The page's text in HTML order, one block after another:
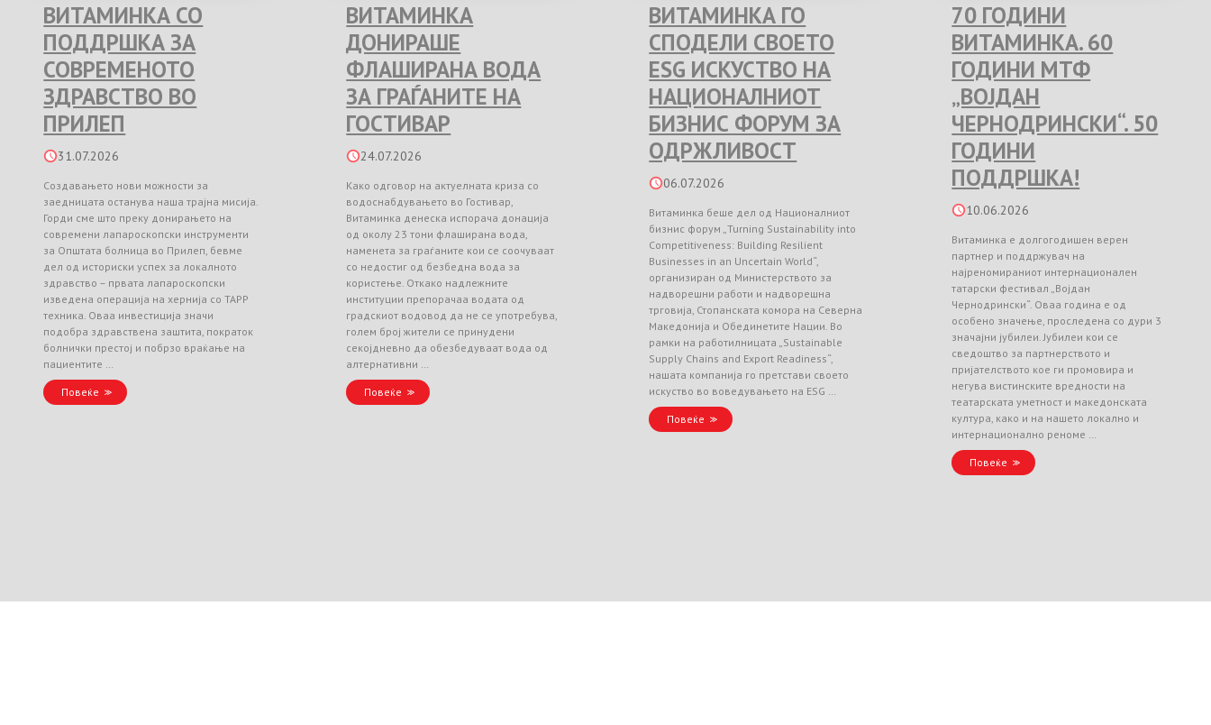
ВИТАМИНКА СО
ПОДДРШКА ЗА
СОВРЕМЕНОТО
ЗДРАВСТВО ВО
ПРИЛЕП
31.07.2026
Создавањето нови можности за
заедницата останува наша трајна мисија.
Горди сме што преку донирањето на
современи лапароскопски инструменти
за Општата болница во Прилеп, бевме
дел од историски успех за локалното
здравство – првата лапароскопски
изведена операција на хернија со TAPP
техника. Оваа инвестиција значи
подобра здравствена заштита, пократок
болнички престој и побрзо враќање на
пациентите …
Повеќе
ВИТАМИНКА
ДОНИРАШЕ
ФЛАШИРАНА ВОДА
ЗА ГРАЃАНИТЕ НА
ГОСТИВАР
24.07.2026
Како одговор на актуелната криза со
водоснабдувањето во Гостивар,
Витаминка денеска испорача донација
од околу 23 тони флаширана вода,
наменета за граѓаните кои се соочуваат
со недостиг од безбедна вода за
користење. Откако надлежните
институции препорачаа водата од
градскиот водовод да не се употребува,
голем број жители се принудени
секојдневно да обезбедуваат вода од
алтернативни …
Повеќе
ВИТАМИНКА ГО
СПОДЕЛИ СВОЕТО
ESG ИСКУСТВО НА
НАЦИОНАЛНИОТ
БИЗНИС ФОРУМ ЗА
ОДРЖЛИВОСТ
06.07.2026
Витаминка беше дел од Националниот
бизнис форум „Turning Sustainability into
Competitiveness: Building Resilient
Businesses in an Uncertain World“,
организиран од Министерството за
надворешни работи и надворешна
трговија, Стопанската комора на Северна
Македонија и Обединетите Нации. Во
рамки на работилницата „Sustainable
Supply Chains and Export Readiness“,
нашата компанија го претстави своето
искуство во воведувањето на ESG …
Повеќе
70 ГОДИНИ
ВИТАМИНКА. 60
ГОДИНИ МТФ
„ВОЈДАН
ЧЕРНОДРИНСКИ“. 50
ГОДИНИ
ПОДДРШКА!
10.06.2026
Витаминка е долгогодишен верен
партнер и поддржувач на
најреномираниот интернационален
татарски фестивал „Војдан
Чернодрински“. Оваа година е од
особено значење, проследена со дури 3
значајни јубилеи. Јубилеи кои се
сведоштво за партнерството и
пријателството кое ги промовира и
негува вистинските вредности на
театарската уметност и македонската
култура, како и на нашето локално и
интернационално реноме …
Повеќе